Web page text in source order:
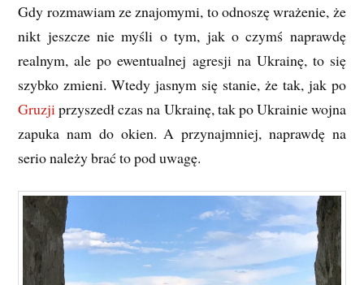
Gdy rozmawiam ze znajomymi, to odnoszę wrażenie, że
nikt jeszcze nie myśli o tym, jak o czymś naprawdę
realnym, ale po ewentualnej agresji na Ukrainę, to się
szybko zmieni. Wtedy jasnym się stanie, że tak, jak po
Gruzji przyszedł czas na Ukrainę, tak po Ukrainie wojna
zapuka nam do okien. A przynajmniej, naprawdę na
serio należy brać to pod uwagę.